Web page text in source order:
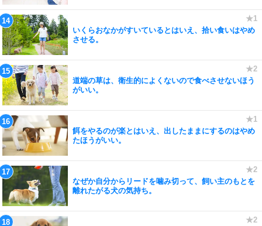
いくらおなかがすいているとはいえ、拾い食いはやめ
させる。
道端の草は、衛生的によくないので食べさせないほう
がいい。
餌をやるのが楽とはいえ、出したままにするのはやめ
たほうがいい。
なぜか自分からリードを噛み切って、飼い主のもとを
離れたがる犬の気持ち。